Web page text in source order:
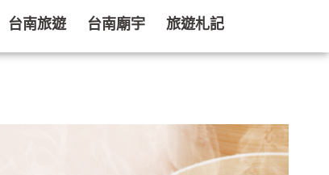
台南旅遊 台南廟宇 旅遊札記